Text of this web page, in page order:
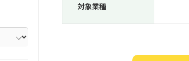
対象業種